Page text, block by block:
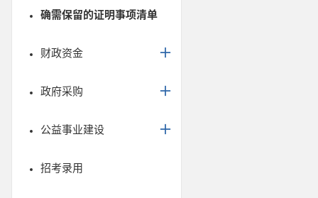
确需保留的证明事项清单
财政资金
政府采购
公益事业建设
招考录用